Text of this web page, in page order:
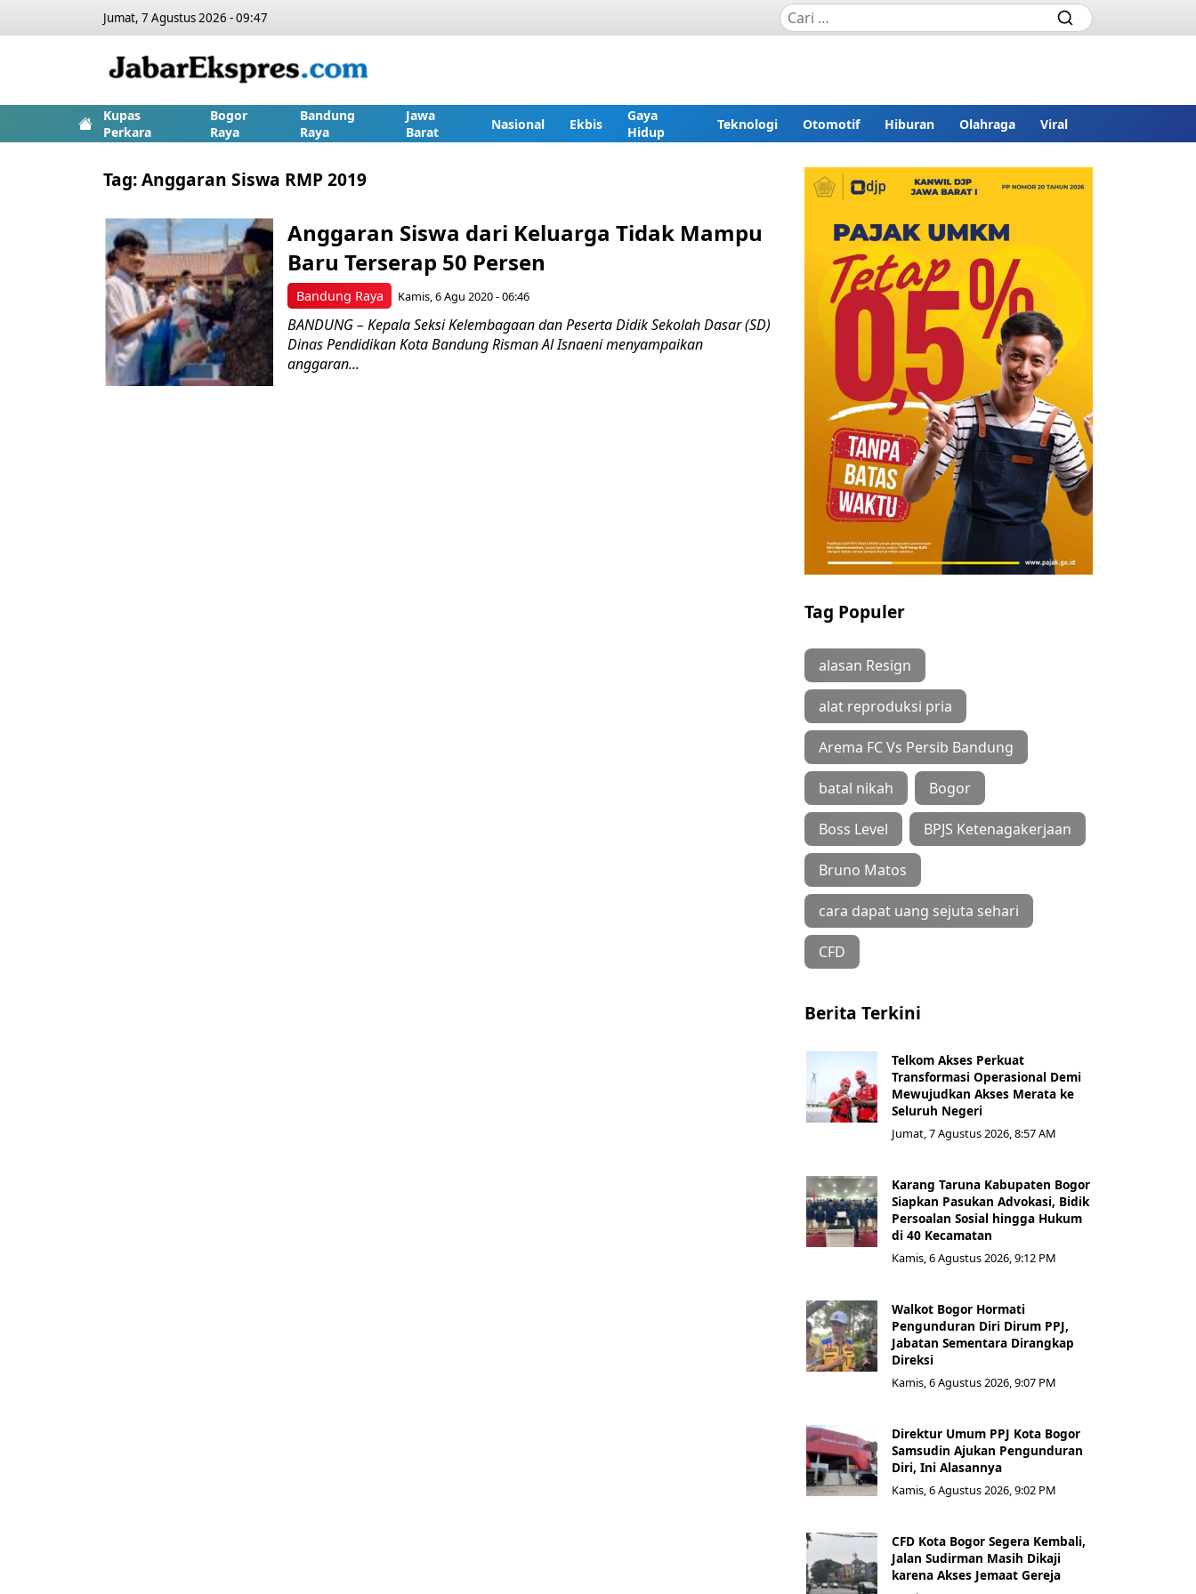
Jumat, 7 Agustus 2026 - 09:47
Kupas
Perkara
Bogor
Raya
Bandung
Raya
Jawa
Barat
Nasional Ekbis
Gaya
Hidup
Teknologi Otomotif Hiburan Olahraga Viral
Tag:Anggaran Siswa RMP 2019
Bandung Raya
Anggaran Siswa dari Keluarga Tidak Mampu
Baru Terserap 50 Persen
Kamis, 6 Agu 2020 - 06:46
BANDUNG – Kepala Seksi Kelembagaan dan Peserta Didik Sekolah Dasar (SD)
Dinas Pendidikan Kota Bandung Risman Al Isnaeni menyampaikan
anggaran...
Tag Populer
alasan Resign
alat reproduksi pria
Arema FC Vs Persib Bandung
batal nikah Bogor
Boss Level BPJS Ketenagakerjaan
Bruno Matos
cara dapat uang sejuta sehari
CFD
Berita Terkini
Telkom Akses Perkuat
Transformasi Operasional Demi
Mewujudkan Akses Merata ke
Seluruh Negeri
Jumat, 7 Agustus 2026, 8:57 AM
Karang Taruna Kabupaten Bogor
Siapkan Pasukan Advokasi, Bidik
Persoalan Sosial hingga Hukum
di 40 Kecamatan
Kamis, 6 Agustus 2026, 9:12 PM
Walkot Bogor Hormati
Pengunduran Diri Dirum PPJ,
Jabatan Sementara Dirangkap
Direksi
Kamis, 6 Agustus 2026, 9:07 PM
Direktur Umum PPJ Kota Bogor
Samsudin Ajukan Pengunduran
Diri, Ini Alasannya
Kamis, 6 Agustus 2026, 9:02 PM
CFD Kota Bogor Segera Kembali,
Jalan Sudirman Masih Dikaji
karena Akses Jemaat Gereja